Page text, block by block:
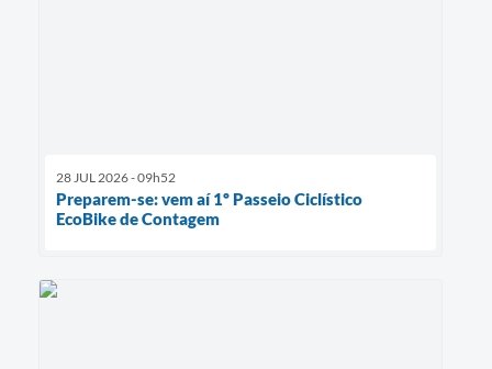
28 JUL 2026 - 09h52
Preparem-se: vem aí 1º Passeio Ciclístico
EcoBike de Contagem